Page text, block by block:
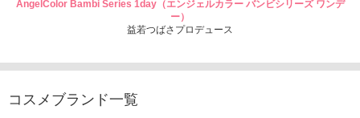
AngelColor Bambi Series 1day（エンジェルカラー バンビシリーズ ワンデ
ー）
益若つばさプロデュース
コスメブランド一覧